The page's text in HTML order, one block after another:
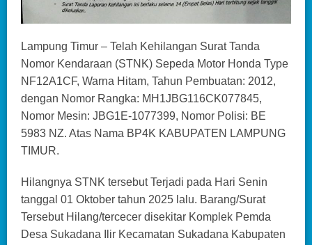
Lampung Timur – Telah Kehilangan Surat Tanda
Nomor Kendaraan (STNK) Sepeda Motor Honda Type
NF12A1CF, Warna Hitam, Tahun Pembuatan: 2012,
dengan Nomor Rangka: MH1JBG116CK077845,
Nomor Mesin: JBG1E-1077399, Nomor Polisi: BE
5983 NZ. Atas Nama BP4K KABUPATEN LAMPUNG
TIMUR.
Hilangnya STNK tersebut Terjadi pada Hari Senin
tanggal 01 Oktober tahun 2025 lalu. Barang/Surat
Tersebut Hilang/tercecer disekitar Komplek Pemda
Desa Sukadana Ilir Kecamatan Sukadana Kabupaten